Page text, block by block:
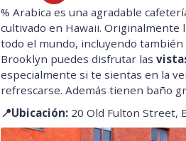
% Arabica es una agradable
cultivado en Hawaii. Originalmente
todo el mundo, incluyendo también
Brooklyn puedes disfrutar las
especialmente si te sientas en la
refrescarse. Además tienen baño
📍Ubicación:20 Old Fulton Street,